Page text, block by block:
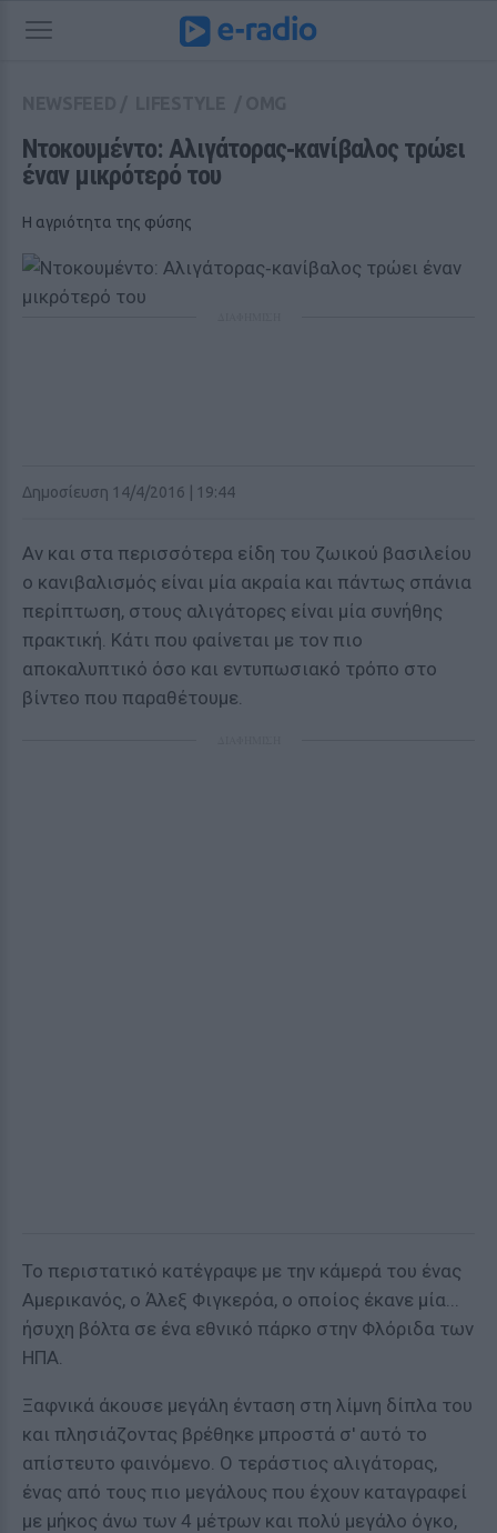
Ντοκουμέντο: Αλιγάτορας‑κανίβαλος τρώει
έναν μικρότερό του
Η αγριότητα της φύσης
Δημοσίευση 14/4/2016 | 19:44
Αν και στα περισσότερα είδη του ζωικού βασιλείου
ο κανιβαλισμός είναι μία ακραία και πάντως σπάνια
περίπτωση, στους αλιγάτορες είναι μία συνήθης
πρακτική. Κάτι που φαίνεται με τον πιο
αποκαλυπτικό όσο και εντυπωσιακό τρόπο στο
βίντεο που παραθέτουμε.
Το περιστατικό κατέγραψε με την κάμερά του ένας
Αμερικανός, ο Άλεξ Φιγκερόα, ο οποίος έκανε μία...
ήσυχη βόλτα σε ένα εθνικό πάρκο στην Φλόριδα των
ΗΠΑ.
Ξαφνικά άκουσε μεγάλη ένταση στη λίμνη δίπλα του
και πλησιάζοντας βρέθηκε μπροστά σ' αυτό το
απίστευτο φαινόμενο. Ο τεράστιος αλιγάτορας,
ένας από τους πιο μεγάλους που έχουν καταγραφεί
με μήκος άνω των 4 μέτρων και πολύ μεγάλο όγκο,